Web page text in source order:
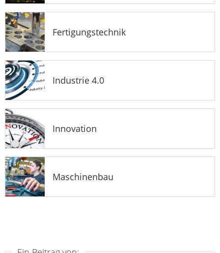
Fertigungstechnik
Industrie 4.0
Innovation
Maschinenbau